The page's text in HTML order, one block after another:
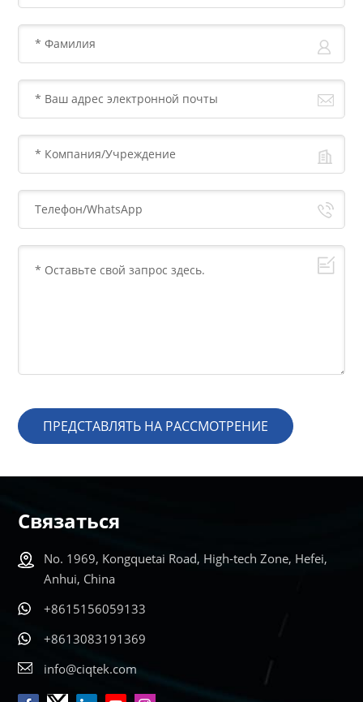
ПРЕДСТАВЛЯТЬ НА РАССМОТРЕНИЕ
Связаться
No. 1969, Kongquetai Road, High-tech Zone, Hefei,
Anhui, China
+8615156059133
+8613083191369
info@ciqtek.com